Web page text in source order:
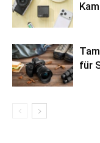
für